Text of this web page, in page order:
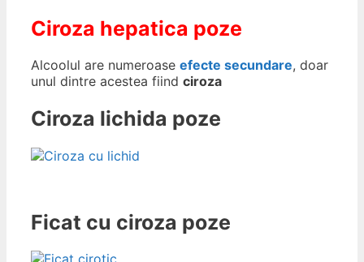
Ciroza hepatica poze
Alcoolul are numeroase efecte secundare, doar
unul dintre acestea fiind ciroza
Ciroza lichida poze
Ficat cu ciroza poze